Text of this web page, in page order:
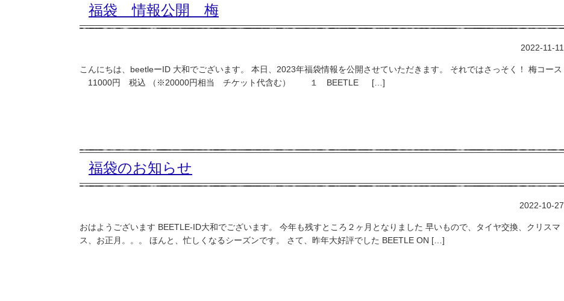
福袋 情報公開 梅
2022-11-11
こんにちは、beetleーID 大和でございます。 本日、2023年福袋情報を公開させていただきます。 それではさっそく！ 梅コース
11000円 税込 （※20000円相当 チケット代含む） １ BEETLE […]
福袋のお知らせ
2022-10-27
おはようございます BEETLE-ID大和でございます。 今年も残すところ２ヶ月となりました 早いもので、タイヤ交換、クリスマ
ス、お正月。。。 ほんと、忙しくなるシーズンです。 さて、昨年大好評でした BEETLE ON […]